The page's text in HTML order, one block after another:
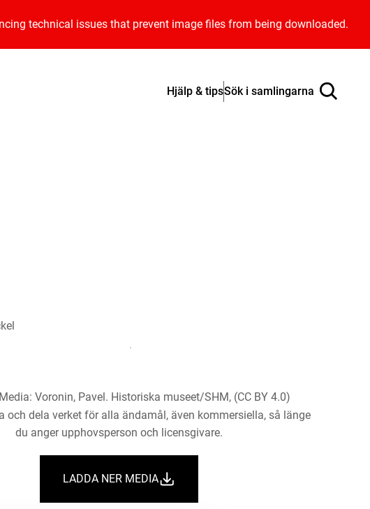
technical issues that prevent image files from being downloaded.
Hjälp & tipsSök i samlingarna
Media: Voronin, Pavel. Historiska museet/SHM, (CC BY 4.0)
och dela verket för alla ändamål, även kommersiella, så länge
du anger upphovsperson och licensgivare.
LADDA NER MEDIA